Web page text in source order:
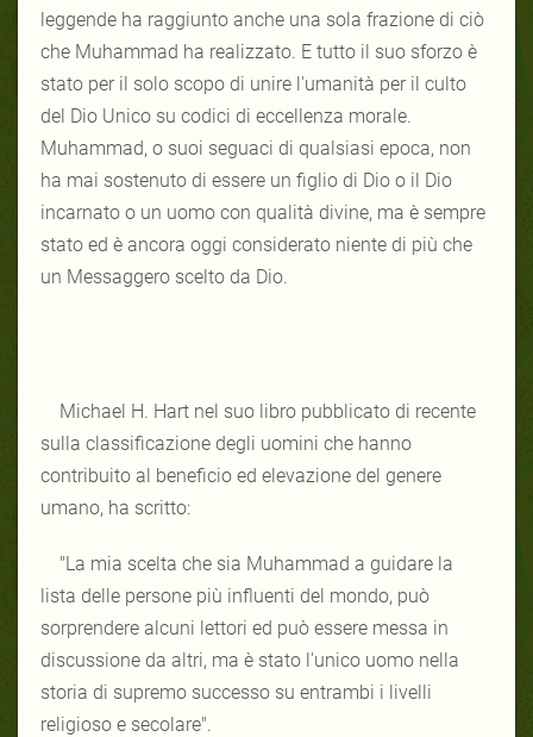
leggende ha raggiunto anche una sola frazione di ciò
che Muhammad ha realizzato. E tutto il suo sforzo è
stato per il solo scopo di unire l'umanità per il culto
del Dio Unico su codici di eccellenza morale.
Muhammad, o suoi seguaci di qualsiasi epoca, non
ha mai sostenuto di essere un figlio di Dio o il Dio
incarnato o un uomo con qualità divine, ma è sempre
stato ed è ancora oggi considerato niente di più che
un Messaggero scelto da Dio.
Michael H. Hart nel suo libro pubblicato di recente
sulla classificazione degli uomini che hanno
contribuito al beneficio ed elevazione del genere
umano, ha scritto:
"La mia scelta che sia Muhammad a guidare la
lista delle persone più influenti del mondo, può
sorprendere alcuni lettori ed può essere messa in
discussione da altri, ma è stato l'unico uomo nella
storia di supremo successo su entrambi i livelli
religioso e secolare".